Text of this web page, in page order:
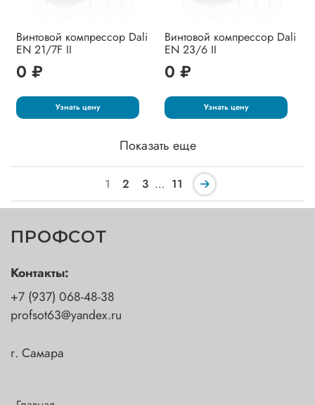
Винтовой компрессор Dali
EN 21/7F II
0 ₽
Узнать цену
Винтовой компрессор Dali
EN 23/6 II
0 ₽
Узнать цену
Показать еще
1 2 3 … 11
ПРОФСОТ
Контакты:
+7 (937) 068-48-38
profsot63@yandex.ru
г. Самара